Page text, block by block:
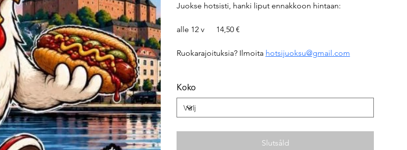
Juokse hotsisti, hanki liput ennakkoon hintaan:
alle 12 v      14,50 €
Ruokarajoituksia? Ilmoita hotsijuoksu@gmail.com
Koko
Slutsåld